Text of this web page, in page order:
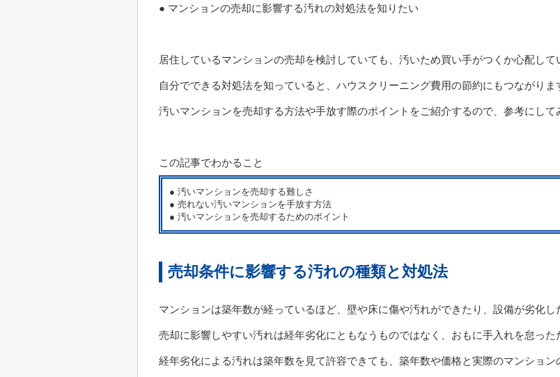
● マンションの売却に影響する汚れの対処法を知りたい
居住しているマンションの売却を検討していても、汚いため買い手がつくか心配して
自分でできる対処法を知っていると、ハウスクリーニング費用の節約にもつながりま
汚いマンションを売却する方法や手放す際のポイントをご紹介するので、参考にして
この記事でわかること
● 汚いマンションを売却する難しさ
● 売れない汚いマンションを手放す方法
● 汚いマンションを売却するためのポイント
売却条件に影響する汚れの種類と対処法
マンションは築年数が経っているほど、壁や床に傷や汚れができたり、設備が劣化し
売却に影響しやすい汚れは経年劣化にともなうものではなく、おもに手入れを怠った
経年劣化による汚れは築年数を見て許容できても、築年数や価格と実際のマンショ